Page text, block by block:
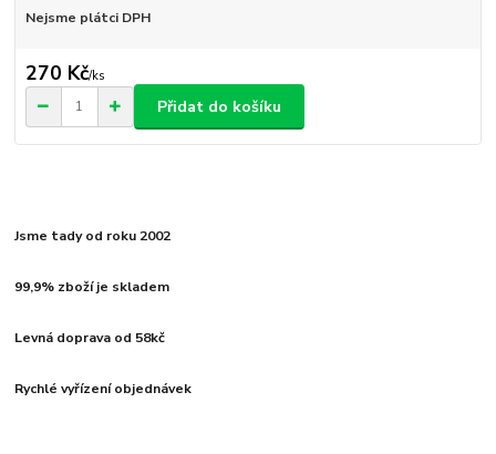
Nejsme plátci DPH
270 Kč/ks
Přidat do košíku
Jsme tady od roku 2002
99,9% zboží je skladem
Levná doprava od 58kč
Rychlé vyřízení objednávek